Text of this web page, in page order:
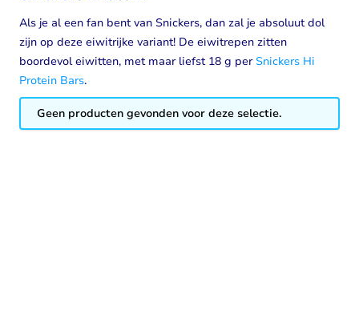
Als je al een fan bent van Snickers, dan zal je absoluut dol
zijn op deze eiwitrijke variant! De eiwitrepen zitten
boordevol eiwitten, met maar liefst 18 g per Snickers Hi
Protein Bars.
Geen producten gevonden voor deze selectie.